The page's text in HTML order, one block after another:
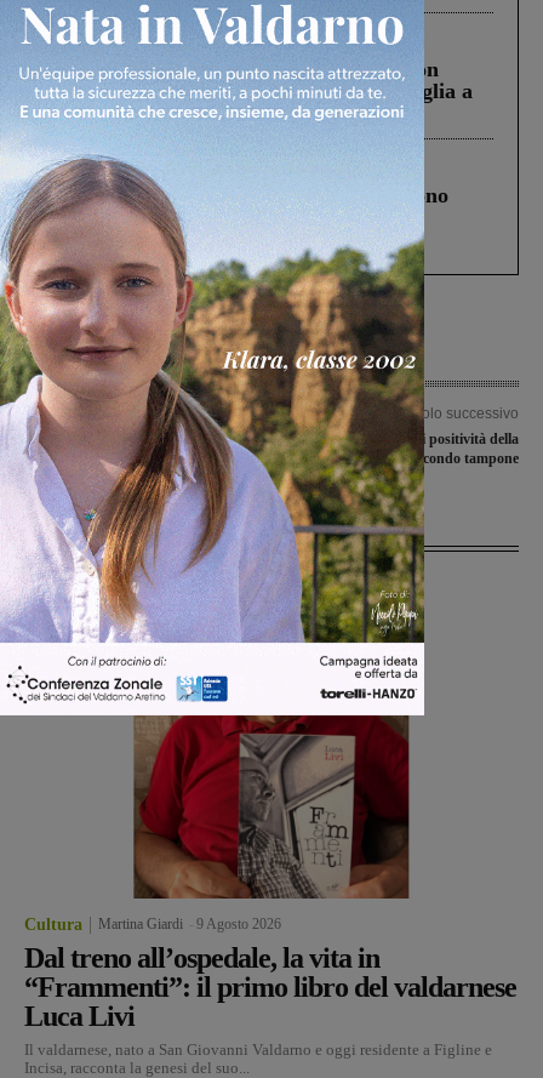
Cronaca 3 Agosto 2026
Scomparso da una struttura di Castiglion
Fiorentino l’uomo che aveva ucciso la figlia a
Levane nel 2020
Cronaca 4 Agosto 2026
Un anno fa la strage in A1 in cui morirono
Gianni, Giulia e Franco. Lo schianto, il
processo, lo stop ai sorpassi fra tir....
Articolo precedente
Covid-19, nessun nuovo contagio in
Valdarno aretino e fiorentino
Articolo successivo
Coronavirus, il caso di positività della
RSA è negativo al secondo tampone
Ultime Notizie
Cultura Martina Giardi 9 Agosto 2026
Dal treno all’ospedale, la vita in
“Frammenti”: il primo libro del valdarnese
Luca Livi
Il valdarnese, nato a San Giovanni Valdarno e oggi residente a Figline e
Incisa, racconta la genesi del suo...